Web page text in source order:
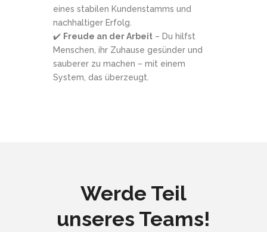
eines stabilen Kundenstamms und
nachhaltiger Erfolg.
✔️ Freude an der Arbeit – Du hilfst
Menschen, ihr Zuhause gesünder und
sauberer zu machen – mit einem
System, das überzeugt.
Werde Teil
unseres Teams!